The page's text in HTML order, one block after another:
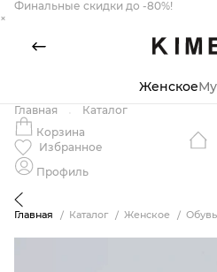
Финальные скидки до -80%!
×
Женское
Главная
Каталог
Корзина
Избранное
Профиль
Главная Каталог Женское Обувь